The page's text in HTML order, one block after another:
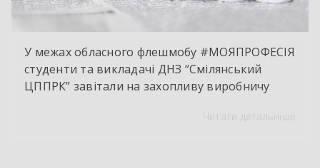
У межах обласного флешмобу #МОЯПРОФЕСІЯ
студенти та викладачі ДНЗ “Смілянський
ЦППРК” завітали на захопливу виробничу
НВК “Лідер”. Світлі кахлі, інноваційнеЧитати детальніше